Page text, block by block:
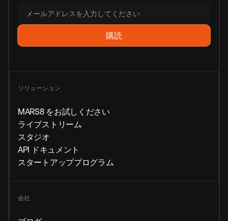
ソリューション
MARS8 をお試しください
ライブストリーム
スタジオ
API ドキュメント
スタートアッププログラム
会社